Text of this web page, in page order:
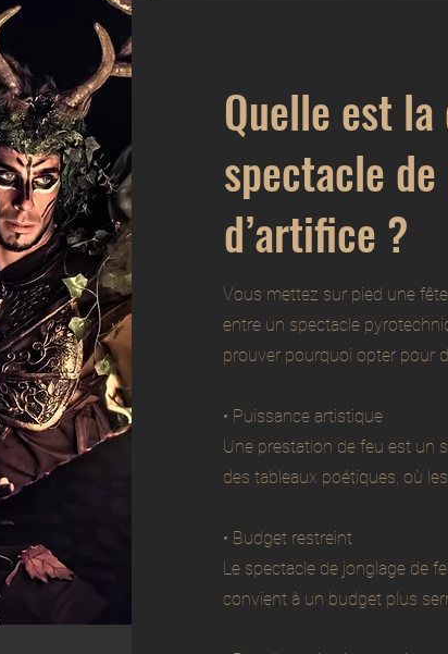
Quelle est
spectacle
d’artifice ?
Vous mettez sur pied une
entre un spectacle
prouver pourquoi opter pour
• Puissance artistique
Une prestation de feu est un
des tableaux poétiques, où
• Budget restreint
Le spectacle de jonglage de
convient à un budget plus